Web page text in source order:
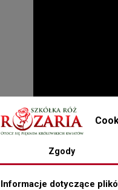
Zgody
Informacje dotyczące